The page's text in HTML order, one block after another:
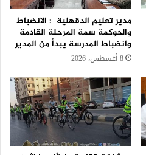
مدير تعليم الدقهلية : الانضباط
والحوكمة سمة المرحلة القادمة
وانضباط المدرسة يبدأ من المدير
8 أغسطس، 2026